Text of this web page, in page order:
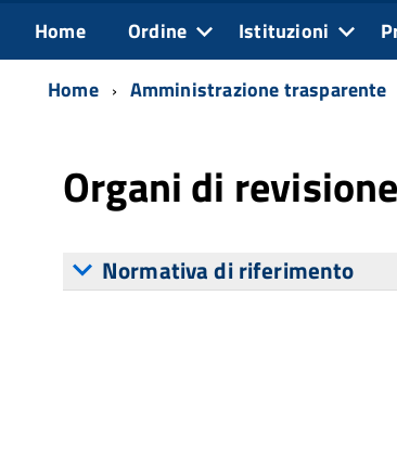
Home Ordine Istituzioni
Home Amministrazione trasparente
Organi di
Normativa di riferimento